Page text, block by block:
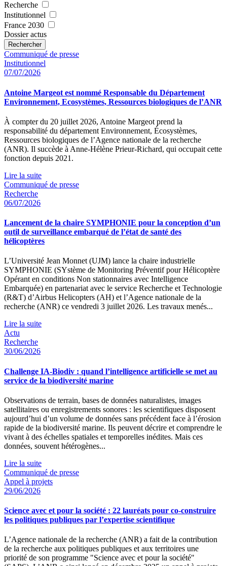
Recherche
Institutionnel
France 2030
Dossier actus
Rechercher
Communiqué de presse
Institutionnel
07/07/2026
Antoine Margeot est nommé Responsable du Département
Environnement, Ecosystèmes, Ressources biologiques de l’ANR
À compter du 20 juillet 2026, Antoine Margeot prend la
responsabilité du département Environnement, Écosystèmes,
Ressources biologiques de l’Agence nationale de la recherche
(ANR). Il succède à Anne-Hélène Prieur-Richard, qui occupait cette
fonction depuis 2021.
Lire la suite
Communiqué de presse
Recherche
06/07/2026
Lancement de la chaire SYMPHONIE pour la conception d’un
outil de surveillance embarqué de l’état de santé des
hélicoptères
L’Université Jean Monnet (UJM) lance la chaire industrielle
SYMPHONIE (SYstème de Monitoring Préventif pour Hélicoptère
Opérant en conditions Non stationnaires avec Intelligence
Embarquée) en partenariat avec le service Recherche et Technologie
(R&T) d’Airbus Helicopters (AH) et l’Agence nationale de la
recherche (ANR) ce vendredi 3 juillet 2026. Les travaux menés...
Lire la suite
Actu
Recherche
30/06/2026
Challenge IA-Biodiv : quand l’intelligence artificielle se met au
service de la biodiversité marine
Observations de terrain, bases de données naturalistes, images
satellitaires ou enregistrements sonores : les scientifiques disposent
aujourd’hui d’un volume de données sans précédent face à l’érosion
rapide de la biodiversité marine. Ils peuvent décrire et comprendre le
vivant à des échelles spatiales et temporelles inédites. Mais ces
données, souvent hétérogènes...
Lire la suite
Communiqué de presse
Appel à projets
29/06/2026
Science avec et pour la société : 22 lauréats pour co-construire
les politiques publiques par l’expertise scientifique
L’Agence nationale de la recherche (ANR) a fait de la contribution
de la recherche aux politiques publiques et aux territoires une
priorité de son programme "Science avec et pour la société"